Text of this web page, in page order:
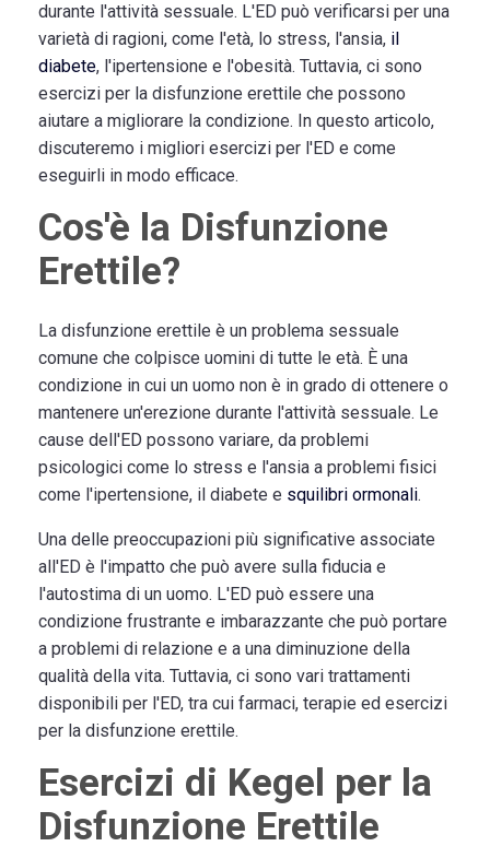
durante l'attività sessuale. L'ED può verificarsi per una
varietà di ragioni, come l'età, lo stress, l'ansia, il
diabete, l'ipertensione e l'obesità. Tuttavia, ci sono
esercizi per la disfunzione erettile che possono
aiutare a migliorare la condizione. In questo articolo,
discuteremo i migliori esercizi per l'ED e come
eseguirli in modo efficace.
Cos'è la Disfunzione
Erettile?
La disfunzione erettile è un problema sessuale
comune che colpisce uomini di tutte le età. È una
condizione in cui un uomo non è in grado di ottenere o
mantenere un'erezione durante l'attività sessuale. Le
cause dell'ED possono variare, da problemi
psicologici come lo stress e l'ansia a problemi fisici
come l'ipertensione, il diabete e squilibri ormonali.
Una delle preoccupazioni più significative associate
all'ED è l'impatto che può avere sulla fiducia e
l'autostima di un uomo. L'ED può essere una
condizione frustrante e imbarazzante che può portare
a problemi di relazione e a una diminuzione della
qualità della vita. Tuttavia, ci sono vari trattamenti
disponibili per l'ED, tra cui farmaci, terapie ed esercizi
per la disfunzione erettile.
Esercizi di Kegel per la
Disfunzione Erettile